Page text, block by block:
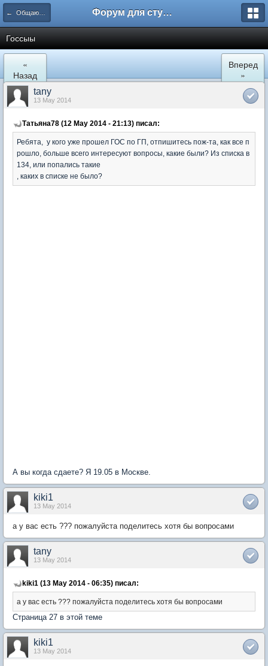
← Общаются юристы Форум для студента СГА
Госсыы
«
Назад
Вперед
»
tany
13 May 2014
Татьяна78 (12 May 2014 - 21:13) писал:
Ребята, у кого уже прошел ГОС по ГП, отпишитесь пож-та, как все п
рошло, больше всего интересуют вопросы, какие были? Из списка в
134, или попались такие
, каких в списке не было?
А вы когда сдаете? Я 19.05 в Москве.
kiki1
13 May 2014
а у вас есть ??? пожалуйста поделитесь хотя бы вопросами
tany
13 May 2014
kiki1 (13 May 2014 - 06:35) писал:
а у вас есть ??? пожалуйста поделитесь хотя бы вопросами
Страница 27 в этой теме
kiki1
13 May 2014